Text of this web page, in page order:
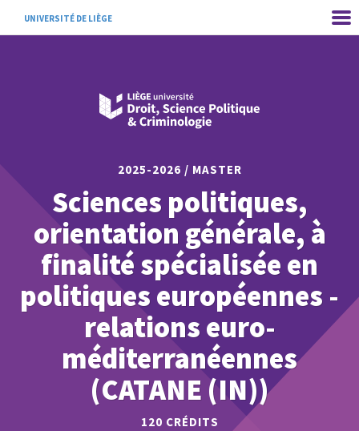
UNIVERSITÉ DE LIÈGE
2025-2026 / MASTER
Sciences politiques,
orientation générale, à
finalité spécialisée en
politiques européennes -
relations euro-
méditerranéennes
(CATANE (IN))
120 CRÉDITS